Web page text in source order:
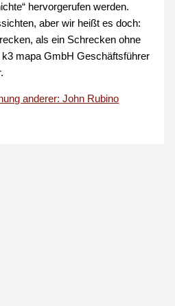
hervorgerufen werden.
aber wir heißt es doch:
als ein Schrecken ohne
k3 mapa GmbH Geschäftsführer
anderer: John Rubino